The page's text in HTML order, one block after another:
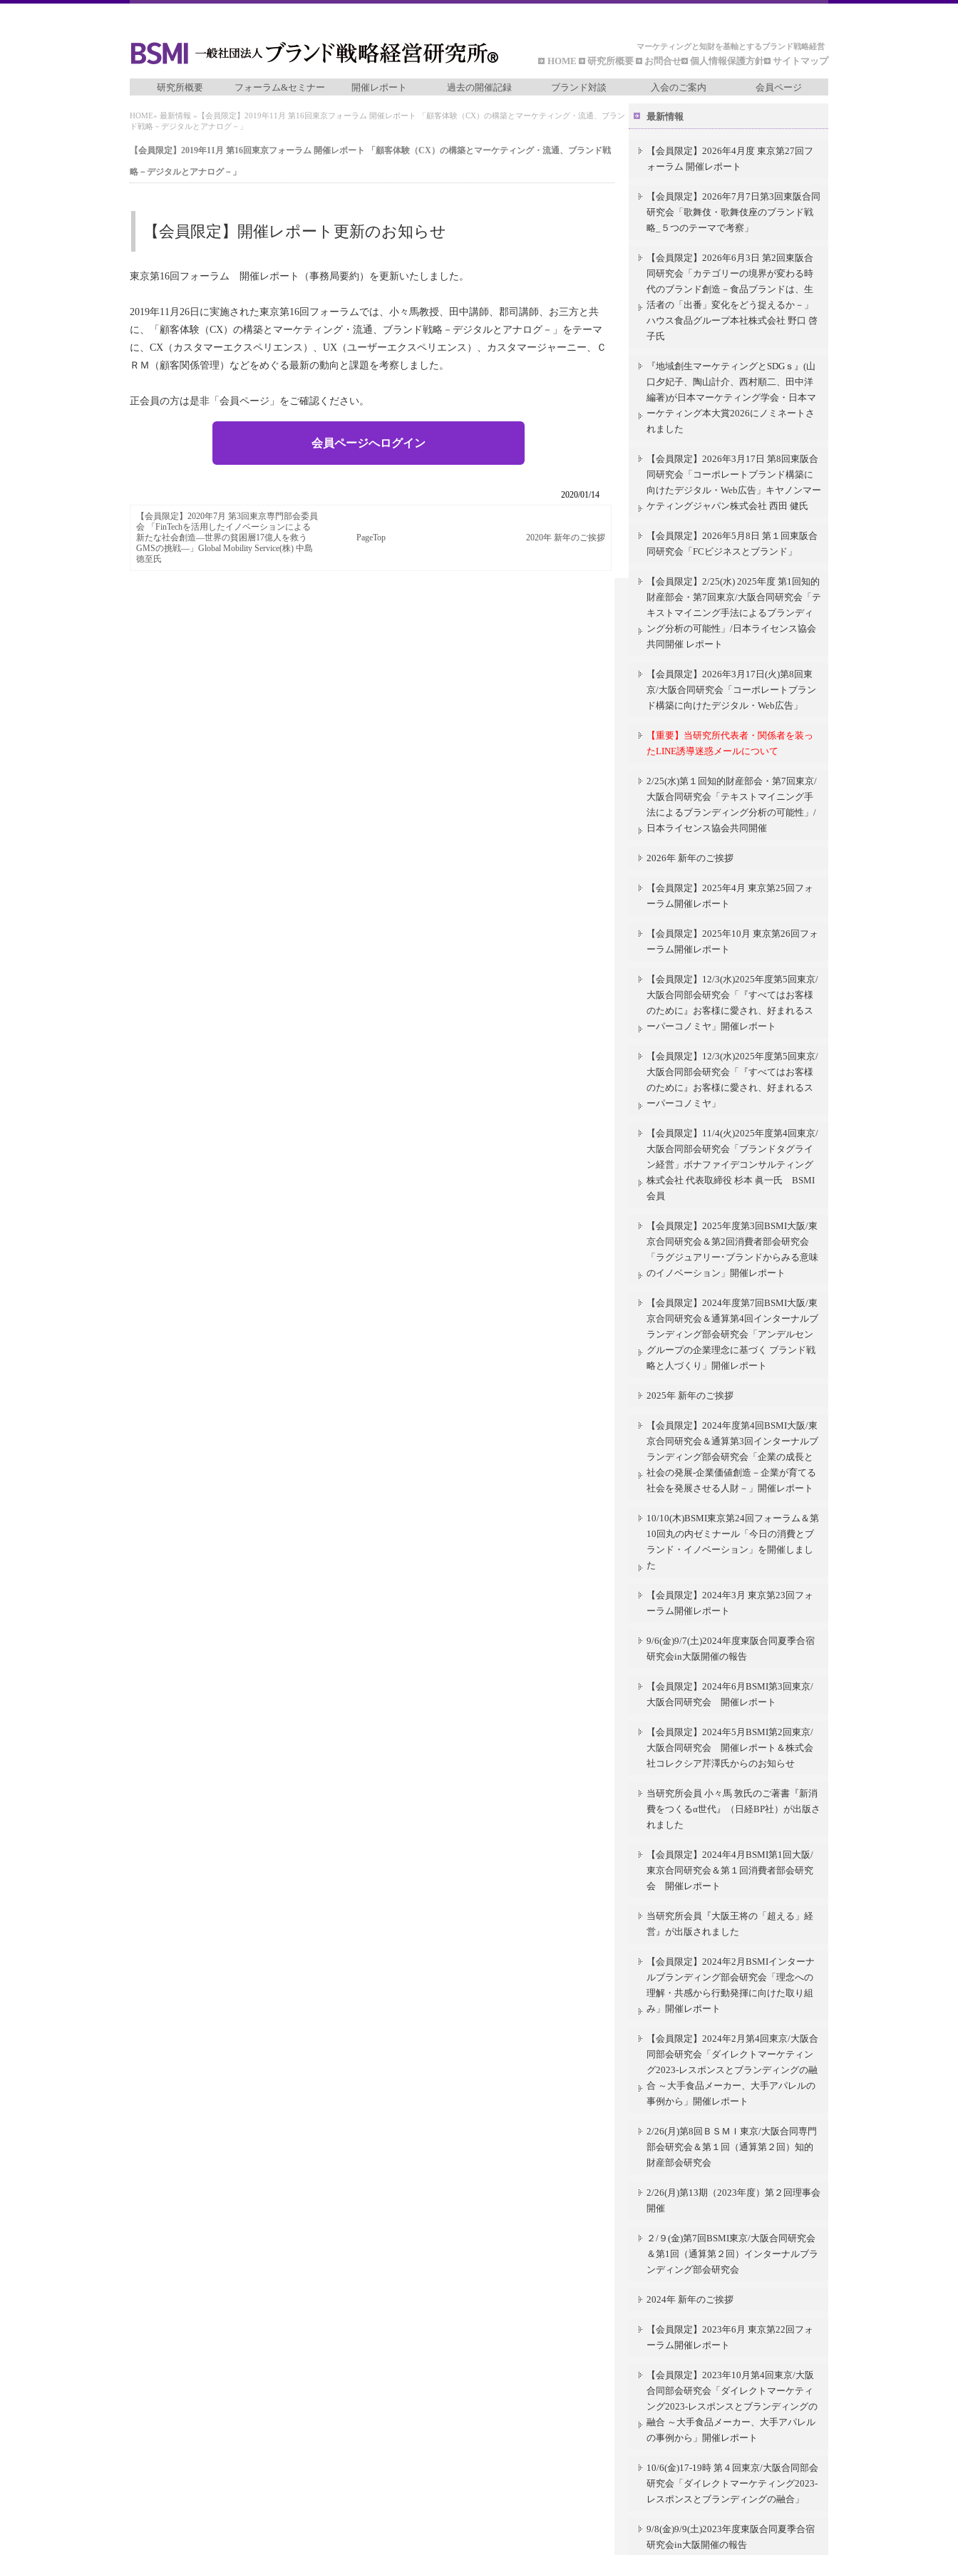
マーケティングと知財を基軸とするブランド戦略経営
HOME 研究所概要 お問合せ 個人情報保護方針 サイトマップ
研究所概要 フォーラム&セミナー 開催レポート 過去の開催記録 ブランド対談 入会のご案内 会員ページ
HOME» 最新情報 »【会員限定】2019年11⽉ 第16回東京フォーラム 開催レポート 「顧客体験（CX）の構築とマーケティング・流通、ブラン
ド戦略－デジタルとアナログ－」
【会員限定】2019年11⽉ 第16回東京フォーラム 開催レポート 「顧客体験（CX）の構築とマーケティング・流通、ブランド戦
略－デジタルとアナログ－」
【会員限定】開催レポート更新のお知らせ
東京第16回フォーラム 開催レポート（事務局要約）を更新いたしました。
2019年11⽉26⽇に実施された東京第16回フォーラムでは、小々馬教授、田中講師、郡司講師、お三方と共
に、「顧客体験（CX）の構築とマーケティング・流通、ブランド戦略－デジタルとアナログ－」をテーマ
に、CX（カスタマーエクスペリエンス）、UX（ユーザーエクスペリエンス）、カスタマージャーニー、Ｃ
ＲＭ（顧客関係管理）などをめぐる最新の動向と課題を考察しました。
正会員の方は是非「会員ページ」をご確認ください。
会員ページへログイン
2020/01/14
【会員限定】2020年7月 第3回東京専門部会委員
会 「FinTechを活用したイノベーションによる
新たな社会創造―世界の貧困層17億人を救う
GMSの挑戦―」Global Mobility Service(株) 中島
徳至氏
PageTop 2020年 新年のご挨拶
最新情報
【会員限定】2026年4月度 東京第27回フ
ォーラム 開催レポート
【会員限定】2026年7月7日第3回東阪合同
研究会「歌舞伎・歌舞伎座のブランド戦
略_５つのテーマで考察」
【会員限定】2026年6月3日 第2回東阪合
同研究会「カテゴリーの境界が変わる時
代のブランド創造－食品ブランドは、生
活者の「出番」変化をどう捉えるか－」
ハウス食品グループ本社株式会社 野口 啓
子氏
『地域創生マーケティングとSDGｓ』(山
口夕妃子、陶山計介、西村順二、田中洋
編著)が日本マーケティング学会・日本マ
ーケティング本大賞2026にノミネートさ
れました
【会員限定】2026年3月17日 第8回東阪合
同研究会「コーポレートブランド構築に
向けたデジタル・Web広告」キヤノンマー
ケティングジャパン株式会社 西田 健氏
【会員限定】2026年5月8日 第１回東阪合
同研究会「FCビジネスとブランド」
【会員限定】2/25(水) 2025年度 第1回知的
財産部会・第7回東京/大阪合同研究会「テ
キストマイニング手法によるブランディ
ング分析の可能性」/日本ライセンス協会
共同開催 レポート
【会員限定】2026年3月17日(火)第8回東
京/大阪合同研究会「コーポレートブラン
ド構築に向けたデジタル・Web広告」
【重要】当研究所代表者・関係者を装っ
たLINE誘導迷惑メールについて
2/25(水)第１回知的財産部会・第7回東京/
大阪合同研究会「テキストマイニング手
法によるブランディング分析の可能性」/
日本ライセンス協会共同開催
2026年 新年のご挨拶
【会員限定】2025年4月 東京第25回フォ
ーラム開催レポート
【会員限定】2025年10月 東京第26回フォ
ーラム開催レポート
【会員限定】12/3(水)2025年度第5回東京/
大阪合同部会研究会「『すべてはお客様
のために』お客様に愛され、好まれるス
ーパーコノミヤ」開催レポート
【会員限定】12/3(水)2025年度第5回東京/
大阪合同部会研究会「『すべてはお客様
のために』お客様に愛され、好まれるス
ーパーコノミヤ」
【会員限定】11/4(火)2025年度第4回東京/
大阪合同部会研究会「ブランドタグライ
ン経営」ボナファイデコンサルティング
株式会社 代表取締役 杉本 眞一氏 BSMI
会員
【会員限定】2025年度第3回BSMI大阪/東
京合同研究会＆第2回消費者部会研究会
「ラグジュアリー･ブランドからみる意味
のイノベーション」開催レポート
【会員限定】2024年度第7回BSMI大阪/東
京合同研究会＆通算第4回インターナルブ
ランディング部会研究会「アンデルセン
グループの企業理念に基づく ブランド戦
略と人づくり」開催レポート
2025年 新年のご挨拶
【会員限定】2024年度第4回BSMI大阪/東
京合同研究会＆通算第3回インターナルブ
ランディング部会研究会「企業の成長と
社会の発展-企業価値創造－企業が育てる
社会を発展させる人財－」開催レポート
10/10(木)BSMI東京第24回フォーラム＆第
10回丸の内ゼミナール「今日の消費とブ
ランド・イノベーション」を開催しまし
た
【会員限定】2024年3月 東京第23回フォ
ーラム開催レポート
9/6(金)9/7(土)2024年度東阪合同夏季合宿
研究会in大阪開催の報告
【会員限定】2024年6月BSMI第3回東京/
大阪合同研究会 開催レポート
【会員限定】2024年5月BSMI第2回東京/
大阪合同研究会 開催レポート＆株式会
社コレクシア芹澤氏からのお知らせ
当研究所会員 小々馬 敦氏のご著書『新消
費をつくるα世代』（日経BP社）が出版さ
れました
【会員限定】2024年4月BSMI第1回大阪/
東京合同研究会＆第１回消費者部会研究
会 開催レポート
当研究所会員『大阪王将の「超える」経
営』が出版されました
【会員限定】2024年2月BSMIインターナ
ルブランディング部会研究会「理念への
理解・共感から行動発揮に向けた取り組
み」開催レポート
【会員限定】2024年2月第4回東京/大阪合
同部会研究会「ダイレクトマーケティン
グ2023-レスポンスとブランディングの融
合 ～大手食品メーカー、大手アパレルの
事例から」開催レポート
2/26(月)第8回ＢＳＭＩ東京/大阪合同専門
部会研究会＆第１回（通算第２回）知的
財産部会研究会
2/26(月)第13期（2023年度）第２回理事会
開催
２/９(金)第7回BSMI東京/大阪合同研究会
＆第1回（通算第２回）インターナルブラ
ンディング部会研究会
2024年 新年のご挨拶
【会員限定】2023年6月 東京第22回フォ
ーラム開催レポート
【会員限定】2023年10月第4回東京/大阪
合同部会研究会「ダイレクトマーケティ
ング2023-レスポンスとブランディングの
融合 ～大手食品メーカー、大手アパレル
の事例から」開催レポート
10/6(金)17-19時 第４回東京/大阪合同部会
研究会「ダイレクトマーケティング2023-
レスポンスとブランディングの融合」
9/8(金)9/9(土)2023年度東阪合同夏季合宿
研究会in大阪開催の報告